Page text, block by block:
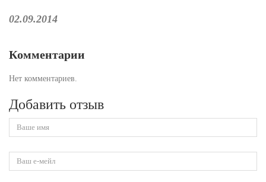
02.09.2014
Комментарии
Нет комментариев.
Добавить отзыв